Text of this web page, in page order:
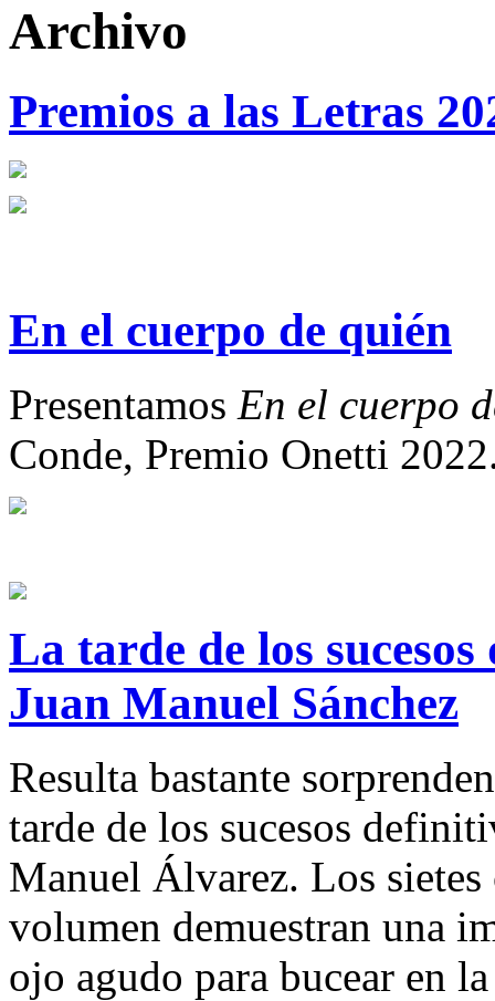
Archivo
Premios a las Letras
En el cuerpo de quién
Presentamos En el cuerpo
Conde, Premio Onetti
La tarde de los
Juan Manuel Sánchez
Resulta bastante
tarde de los sucesos
Manuel Álvarez. Los
volumen demuestran una
ojo agudo para bucear en